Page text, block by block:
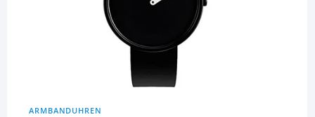
ARMBANDUHREN